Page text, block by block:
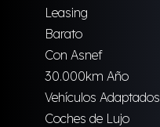
Leasing
Barato
Con Asnef
30.000km Año
Vehículos Adaptados
Coches de Lujo